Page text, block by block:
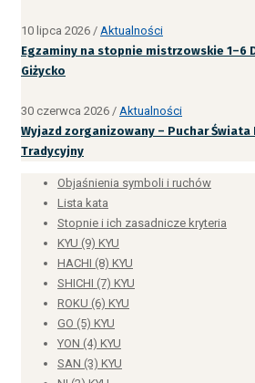
10 lipca 2026 / Aktualności
Egzaminy na stopnie mistrzowskie 1–6
Giżycko
30 czerwca 2026 / Aktualności
Wyjazd zorganizowany – Puchar Świata
Tradycyjny
Objaśnienia symboli i ruchów
Lista kata
Stopnie i ich zasadnicze kryteria
KYU (9) KYU
HACHI (8) KYU
SHICHI (7) KYU
ROKU (6) KYU
GO (5) KYU
YON (4) KYU
SAN (3) KYU